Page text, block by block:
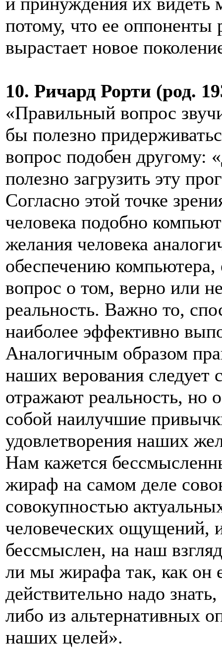
потому, что ее
вырастает новое
10. Ричард Рорти (род.
«Правильный вопрос
бы полезно
вопрос подобен другому:
полезно загрузить эту
Согласно этой точке
человека подобно
желания человека
обеспечению компьютера,
вопрос о том, верно или
реальность. Важно то,
наиболее эффективно
Аналогичным образом
наших верования следует
отражают реальность, но
собой наилучшие
удовлетворения наших
Нам кажется
жираф на самом деле
совокупностью
человеческих ощущений,
бессмыслен, на наш
ли мы жирафа так, как он
действительно надо
либо из альтернативных
наших целей».